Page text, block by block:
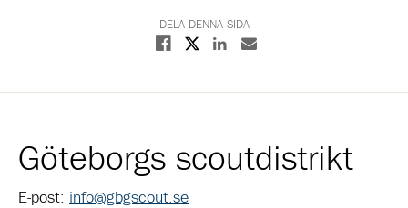
DELA DENNA SIDA
Dela på Facebook
Dela på XDela på Linkedin
Dela med E-post
Göteborgs scoutdistrikt
E-post: info@gbgscout.se